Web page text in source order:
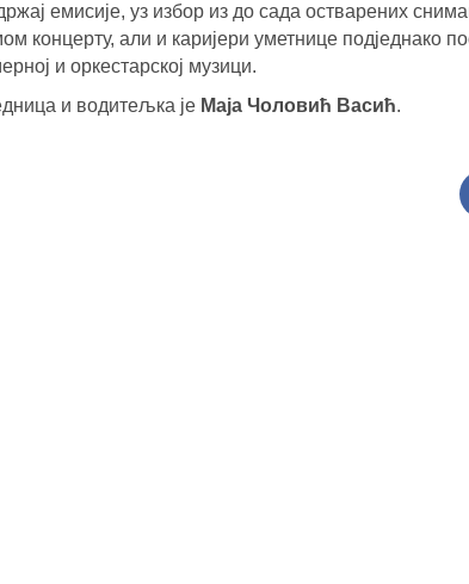
емисије, уз избор из до сада остварених
концерту, али и каријери уметнице подједнако
и оркестарској музици.
и водитељка је Маја Чоловић Васић.